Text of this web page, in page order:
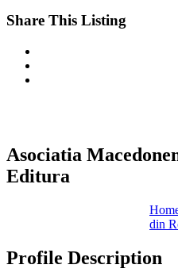
Share This Listing
Asociatia
Editura
din
Profile Description